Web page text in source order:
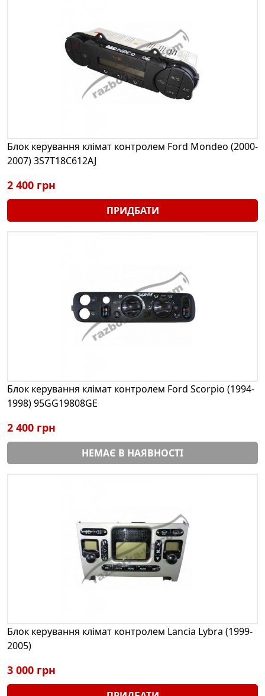
Блок керування клімат контролем Ford Mondeo (2000-
2007) 3S7T18C612AJ
2 400 грн
ПРИДБАТИ
Блок керування клімат контролем Ford Scorpio (1994-
1998) 95GG19808GE
2 400 грн
НЕМАЄ В НАЯВНОСТІ
Блок керування клімат контролем Lancia Lybra (1999-
2005)
3 000 грн